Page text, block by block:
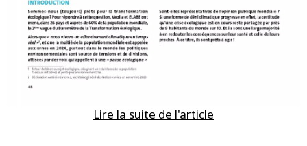
Lire la suite de l'article